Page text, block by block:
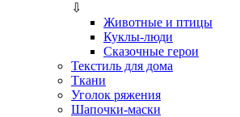
⇩
Животные и птицы
Куклы-люди
Сказочные герои
Текстиль для дома
Ткани
Уголок ряжения
Шапочки-маски